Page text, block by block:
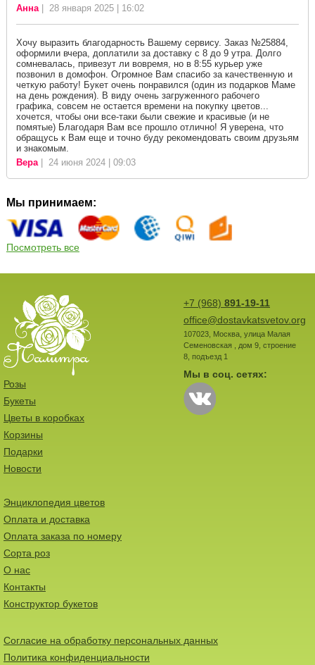
Анна| 28 января 2025 | 16:02
Хочу выразить благодарность Вашему сервису. Заказ №25884,
оформили вчера, доплатили за доставку с 8 до 9 утра. Долго
сомневалась, привезут ли вовремя, но в 8:55 курьер уже
позвонил в домофон. Огромное Вам спасибо за качественную и
четкую работу! Букет очень понравился (один из подарков Маме
на день рождения). В виду очень загруженного рабочего
графика, совсем не остается времени на покупку цветов...
хочется, чтобы они все-таки были свежие и красивые (и не
помятые) Благодаря Вам все прошло отлично! Я уверена, что
обращусь к Вам еще и точно буду рекомендовать своим друзьям
и знакомым.
Вера| 24 июня 2024 | 09:03
Мы принимаем:
Посмотреть все
+7 (968) 891-19-11
office@dostavkatsvetov.org
107023, Москва, улица Малая
Семеновская , дом 9, строение
8, подъезд 1
Мы в соц. сетях:
Розы
Букеты
Цветы в коробках
Корзины
Подарки
Новости
Энциклопедия цветов
Оплата и доставка
Оплата заказа по номеру
Сорта роз
О нас
Контакты
Конструктор букетов
Согласие на обработку персональных данных
Политика конфиденциальности